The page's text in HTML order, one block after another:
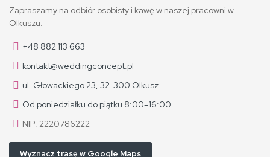
Zapraszamy na odbiór osobisty i kawę w naszej pracowni w
Olkuszu.
+48 882 113 663
kontakt@weddingconcept.pl
ul. Głowackiego 23, 32-300 Olkusz
Od poniedziałku do piątku 8:00–16:00
NIP: 2220786222
Wyznacz trasę w Google Maps